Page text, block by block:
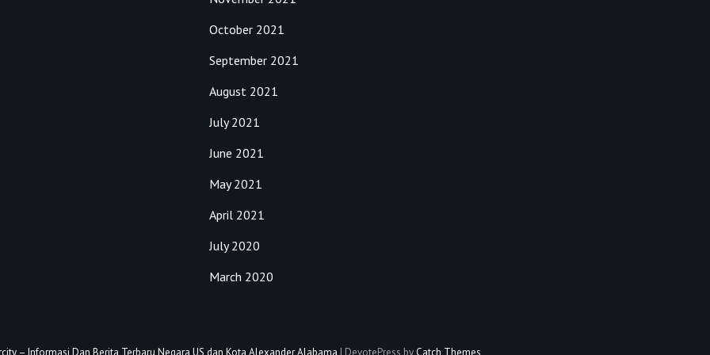
October 2021
September 2021
August 2021
July 2021
June 2021
May 2021
April 2021
July 2020
March 2020
– Informasi Dan Berita Terbaru Negara US dan Kota Alexander Alabama | DevotePress by Catch Themes